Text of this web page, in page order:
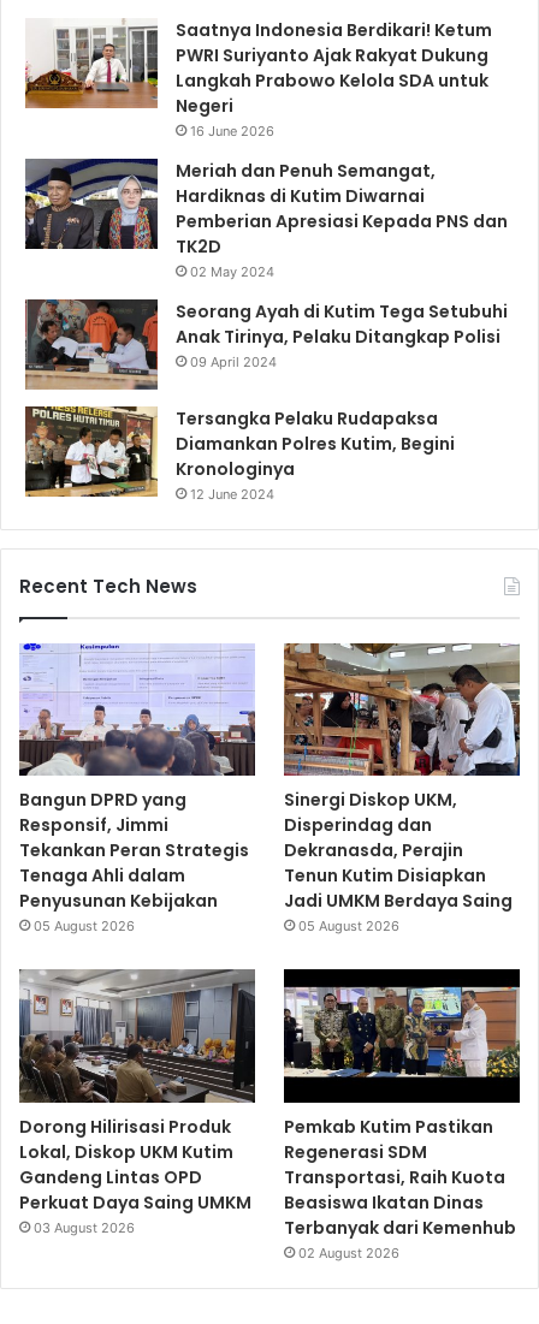
Saatnya Indonesia Berdikari! Ketum
PWRI Suriyanto Ajak Rakyat Dukung
Langkah Prabowo Kelola SDA untuk
Negeri
16 June 2026
Meriah dan Penuh Semangat,
Hardiknas di Kutim Diwarnai
Pemberian Apresiasi Kepada PNS dan
TK2D
02 May 2024
Seorang Ayah di Kutim Tega Setubuhi
Anak Tirinya, Pelaku Ditangkap Polisi
09 April 2024
Tersangka Pelaku Rudapaksa
Diamankan Polres Kutim, Begini
Kronologinya
12 June 2024
Recent Tech News
Bangun DPRD yang
Responsif, Jimmi
Tekankan Peran Strategis
Tenaga Ahli dalam
Penyusunan Kebijakan
05 August 2026
Sinergi Diskop UKM,
Disperindag dan
Dekranasda, Perajin
Tenun Kutim Disiapkan
Jadi UMKM Berdaya Saing
05 August 2026
Dorong Hilirisasi Produk
Lokal, Diskop UKM Kutim
Gandeng Lintas OPD
Perkuat Daya Saing UMKM
03 August 2026
Pemkab Kutim Pastikan
Regenerasi SDM
Transportasi, Raih Kuota
Beasiswa Ikatan Dinas
Terbanyak dari Kemenhub
02 August 2026